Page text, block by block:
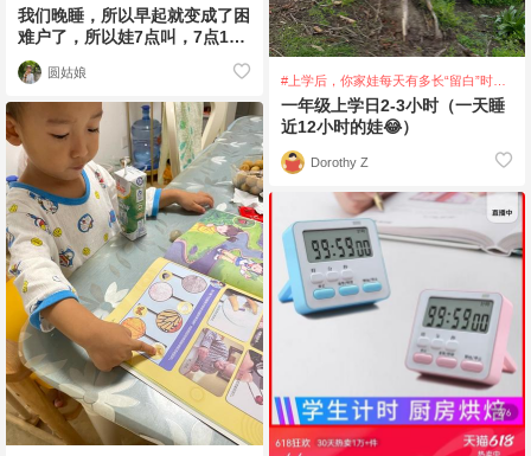
时间，都怎么安排的？
我们晚睡，所以早起就变成了困
难户了，所以娃7点叫，7点15
这样再不起来就要拉起来了，所
以眼睛下面总是
圆姑娘
#上学后，你家娃每天有多长“留白”时
间？
一年级上学日2-3小时（一天睡
近12小时的娃😂）
Dorothy Z